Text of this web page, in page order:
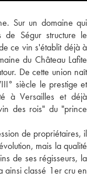
Sur un domaine qui
de Ségur structure le
ce vin s'établit déjà à
du Château Lafite
De cette union naît
siècle le prestige et
à Versailles et déjà
des rois" du "prince
de propriétaires, il
mais la qualité
de ses régisseurs, la
ainsi classé 1er cru en